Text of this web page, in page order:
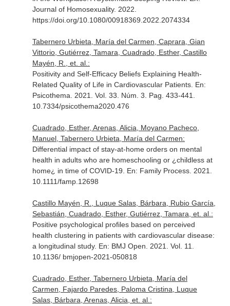
Journal of Homosexuality. 2022.
https://doi.org/10.1080/00918369.2022.2074334
Tabernero Urbieta, María del Carmen, Caprara, Gian
Vittorio, Gutiérrez, Tamara, Cuadrado, Esther, Castillo
Mayén, R., et. al.:
Positivity and Self-Efficacy Beliefs Explaining Health-
Related Quality of Life in Cardiovascular Patients. En:
Psicothema . 2021. Vol. 33. Núm. 3. Pag. 433-441.
10.7334/psicothema2020.476
Cuadrado, Esther, Arenas, Alicia, Moyano Pacheco,
Manuel, Tabernero Urbieta, María del Carmen:
Differential impact of stay-at-home orders on mental
health in adults who are homeschooling or ¿childless at
home¿ in time of COVID-19. En: Family Process. 2021.
10.1111/famp.12698
Castillo Mayén, R., Luque Salas, Bárbara, Rubio García,
Sebastián, Cuadrado, Esther, Gutiérrez, Tamara, et. al.:
Positive psychological profiles based on perceived
health clustering in patients with cardiovascular disease:
a longitudinal study. En: BMJ Open . 2021. Vol. 11.
10.1136/ bmjopen-2021-050818
Cuadrado, Esther, Tabernero Urbieta, María del
Carmen, Fajardo Paredes, Paloma Cristina, Luque
Salas, Bárbara, Arenas, Alicia, et. al.: